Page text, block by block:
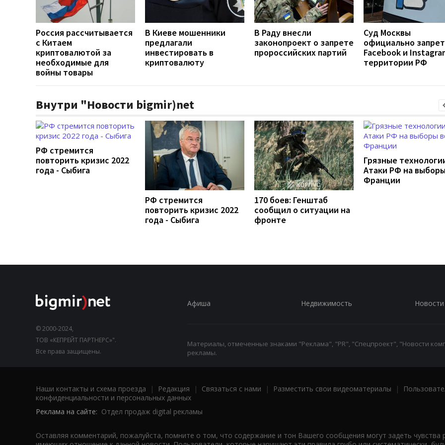
Россия рассчитывается
с Китаем
криптовалютой за
необходимые для
войны товары
В Киеве мошенники
предлагали
инвестировать в
криптовалюту
В Раду внесли
законопроект о запрете
пророссийских партий
Суд Москвы
официально
Facebook и
территории РФ
Внутри "Новости bigmir)net
РФ стремится
повторить кризис 2022
года - Сыбига
РФ стремится
повторить кризис 2022
года - Сыбига
170 боев: Генштаб
сообщил о ситуации на
фронте
Грязные
Атаки РФ на
Франции
© 2000-2024,
ТОВ «КЕПРЕЙТ ПАРТНЕРС»".
Все права защищены.
Афиша Недвижимость Новости
Материалы, отмеченные знаками "Реклама", "PR", "Спецпроект", "Новости
рекламы.
Наши контакты и схема проезда | Редакция | Связаться с нами | Разместить свои видеоматериалы |
конфиденциальности и персональных данных
Реклама на сайте: Отдел продаж digital рекламы
Оставляя комментарий, пожалуйста, помните о том, что содержание и тон Вашего сообщения могут задеть чувства